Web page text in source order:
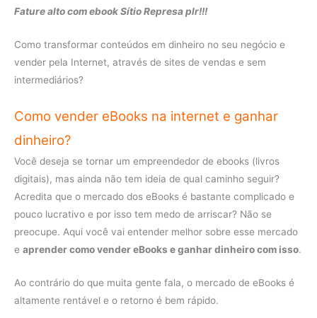
Fature alto com ebook Sítio Represa plr!!!
Como transformar conteúdos em dinheiro no seu negócio e
vender pela Internet, através de sites de vendas e sem
intermediários?
Como vender eBooks na internet e ganhar
dinheiro?
Você deseja se tornar um empreendedor de ebooks (livros
digitais), mas ainda não tem ideia de qual caminho seguir?
Acredita que o mercado dos eBooks é bastante complicado e
pouco lucrativo e por isso tem medo de arriscar? Não se
preocupe. Aqui você vai entender melhor sobre esse mercado
e aprender como vender eBooks e ganhar dinheiro com isso.
Ao contrário do que muita gente fala, o mercado de eBooks é
altamente rentável e o retorno é bem rápido.